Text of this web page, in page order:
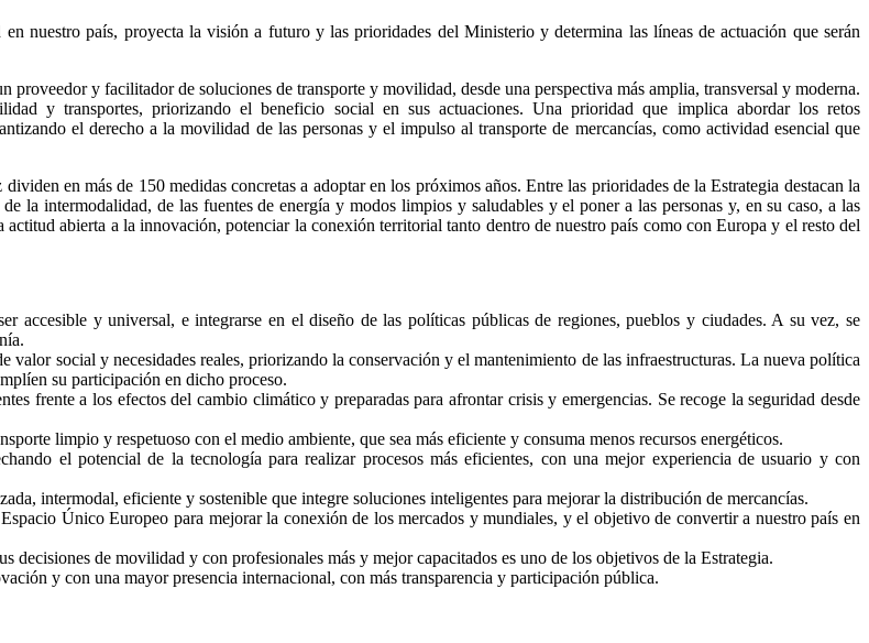
nuestro país, proyecta la visión a futuro y las prioridades del Ministerio y determina las líneas de actuación que serán
y facilitador de soluciones de transporte y movilidad, desde una perspectiva más amplia, transversal y moderna.
y transportes, priorizando el beneficio social en sus actuaciones. Una prioridad que implica abordar los retos
el derecho a la movilidad de las personas y el impulso al transporte de mercancías, como actividad esencial que
en más de 150 medidas concretas a adoptar en los próximos años. Entre las prioridades de la Estrategia destacan la
la intermodalidad, de las fuentes de energía y modos limpios y saludables y el poner a las personas y, en su caso, a las
abierta a la innovación, potenciar la conexión territorial tanto dentro de nuestro país como con Europa y el resto del
accesible y universal, e integrarse en el diseño de las políticas públicas de regiones, pueblos y ciudades. A su vez, se
valor social y necesidades reales, priorizando la conservación y el mantenimiento de las infraestructuras. La nueva política
su participación en dicho proceso.
frente a los efectos del cambio climático y preparadas para afrontar crisis y emergencias. Se recoge la seguridad desde
limpio y respetuoso con el medio ambiente, que sea más eficiente y consuma menos recursos energéticos.
el potencial de la tecnología para realizar procesos más eficientes, con una mejor experiencia de usuario y con
intermodal, eficiente y sostenible que integre soluciones inteligentes para mejorar la distribución de mercancías.
Único Europeo para mejorar la conexión de los mercados y mundiales, y el objetivo de convertir a nuestro país en
decisiones de movilidad y con profesionales más y mejor capacitados es uno de los objetivos de la Estrategia.
y con una mayor presencia internacional, con más transparencia y participación pública.